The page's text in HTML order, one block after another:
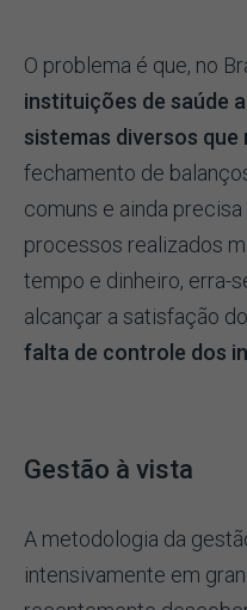
O problema é que, no
instituições de saúde
sistemas diversos que
fechamento de
comuns e ainda
processos realizados
tempo e dinheiro, erra-
alcançar a satisfação
falta de controle dos
Gestão à vista
A metodologia da
intensivamente em